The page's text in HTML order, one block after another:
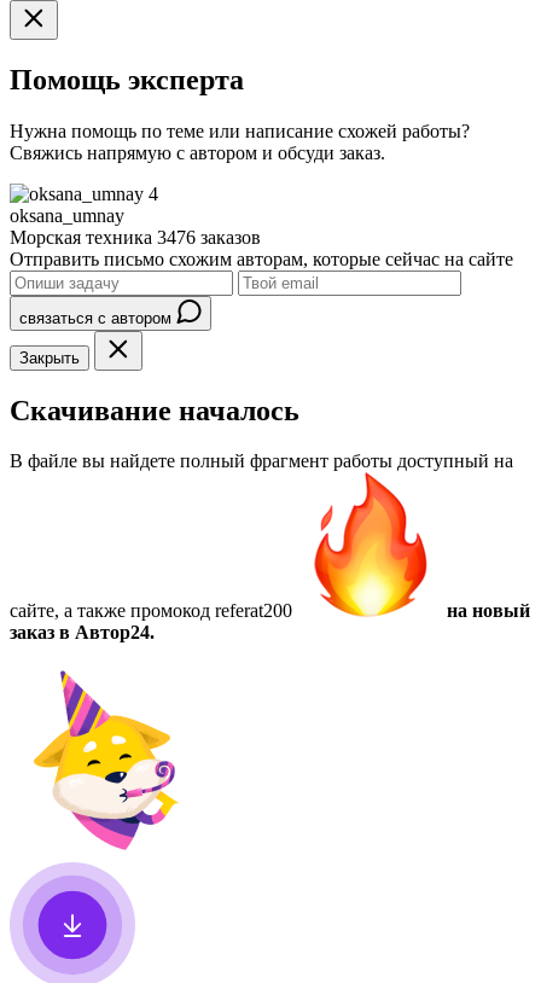
Помощь эксперта
Нужна помощь по теме или написание схожей работы?
Свяжись напрямую с автором и обсуди заказ.
4
oksana_umnay
Морская техника 3476 заказов
Отправить письмо схожим авторам, которые сейчас на сайте
связаться с автором
Закрыть
Скачивание началось
В файле вы найдете полный фрагмент работы доступный на
сайте, а также промокод referat200
на новый
заказ в Автор24.